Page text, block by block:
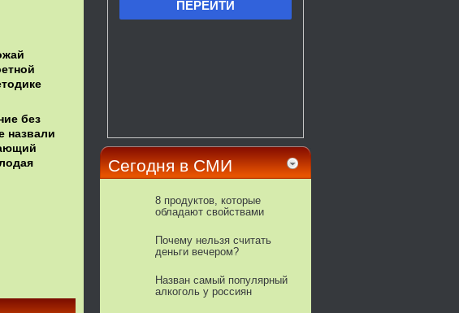
без
назвали
Сегодня в СМИ
8 продуктов, которые
обладают свойствами
Почему нельзя считать
деньги вечером?
Назван самый популярный
алкоголь у россиян